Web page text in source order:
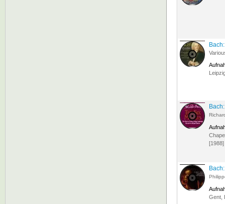
[1988]
Gent,